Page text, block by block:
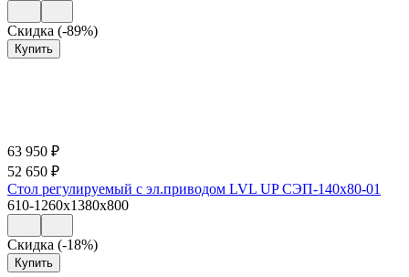
Скидка (-89%)
Купить
63 950 ₽
52 650 ₽
Стол регулируемый с эл.приводом LVL UP СЭП-140х80-01
610-1260x1380x800
Скидка (-18%)
Купить